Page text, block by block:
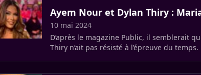
Ayem Nour et Dylan Thiry :
10 mai 2024
D’après le magazine Public, il semblerait
Thiry n’ait pas résisté à l’épreuve du temps.